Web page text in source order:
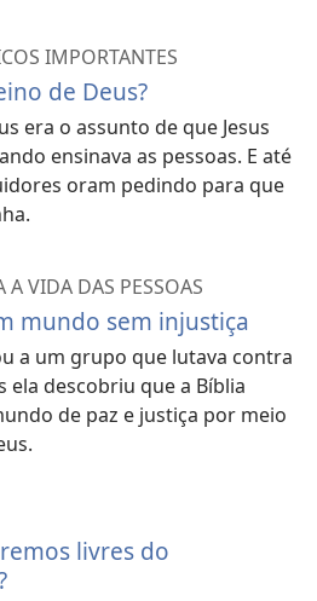
IMPORTANTES
de Deus?
era o assunto de que Jesus
ensinava as pessoas. E até
oram pedindo para que
VIDA DAS PESSOAS
mundo sem injustiça
a um grupo que lutava contra
ela descobriu que a Bíblia
de paz e justiça por meio
livres do